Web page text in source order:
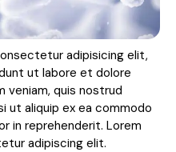
adipisicing elit,
ut labore et dolore
veniam, quis nostrud
ut aliquip ex ea commodo
in reprehenderit. Lorem
adipiscing elit.